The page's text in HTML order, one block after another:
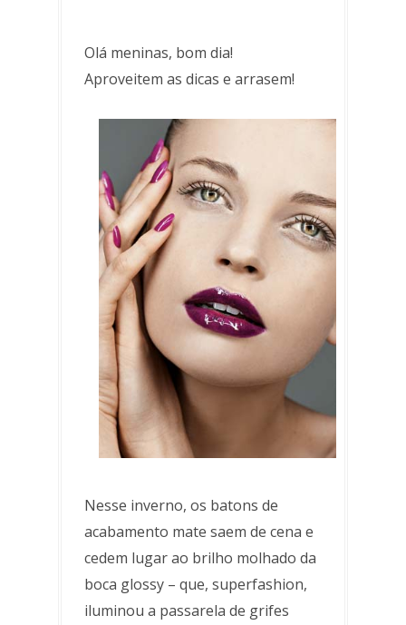
Olá meninas, bom dia!
Aproveitem as dicas e arrasem!
Nesse inverno, os batons de
acabamento mate saem de cena e
cedem lugar ao brilho molhado da
boca glossy – que, superfashion,
iluminou a passarela de grifes